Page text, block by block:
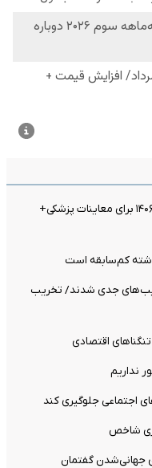
تأکید بر مراجعه به‌موقع متقاضیان حج ۱۴۰۶ برای معاینات پزشکی+
جدی شدند/ تخریب
اقتصادی
نداریم
اجتماعی جلوگیری کند
جهانی‌شدن گفتمان